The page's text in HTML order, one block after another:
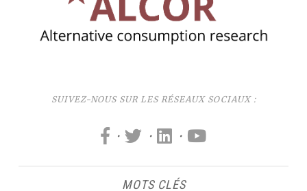
SUIVEZ-NOUS SUR LES RÉSEAUX SOCIAUX :
· · ·
MOTS CLÉS